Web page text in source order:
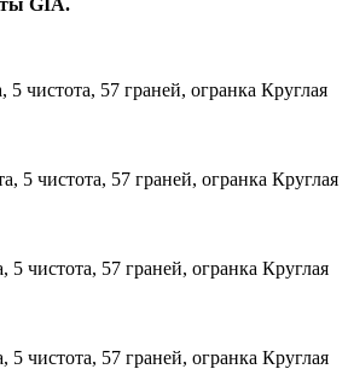
5 чистота, 57 граней, огранка Круглая
5 чистота, 57 граней, огранка Круглая
5 чистота, 57 граней, огранка Круглая
5 чистота, 57 граней, огранка Круглая